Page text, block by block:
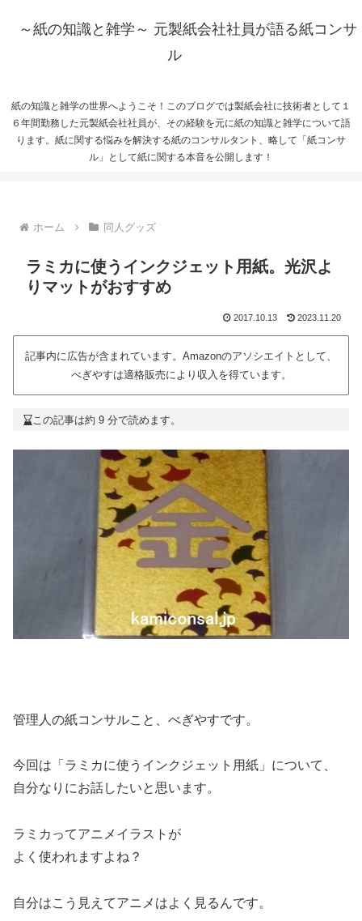
～紙の知識と雑学～ 元製紙会社社員が語る紙コンサ
ル
紙の知識と雑学の世界へようこそ！このブログでは製紙会社に技術者として１
６年間勤務した元製紙会社社員が、その経験を元に紙の知識と雑学について語
ります。紙に関する悩みを解決する紙のコンサルタント、略して「紙コンサ
ル」として紙に関する本音を公開します！
ホーム 同人グッズ
ラミカに使うインクジェット用紙。光沢よ
りマットがおすすめ
2017.10.13 2023.11.20
記事内に広告が含まれています。Amazonのアソシエイトとして、
べぎやすは適格販売により収入を得ています。
この記事は約 9 分で読めます。
管理人の紙コンサルこと、べぎやすです。
今回は「ラミカに使うインクジェット用紙」について、
自分なりにお話したいと思います。
ラミカってアニメイラストが
よく使われますよね？
自分はこう見えてアニメはよく見るんです。